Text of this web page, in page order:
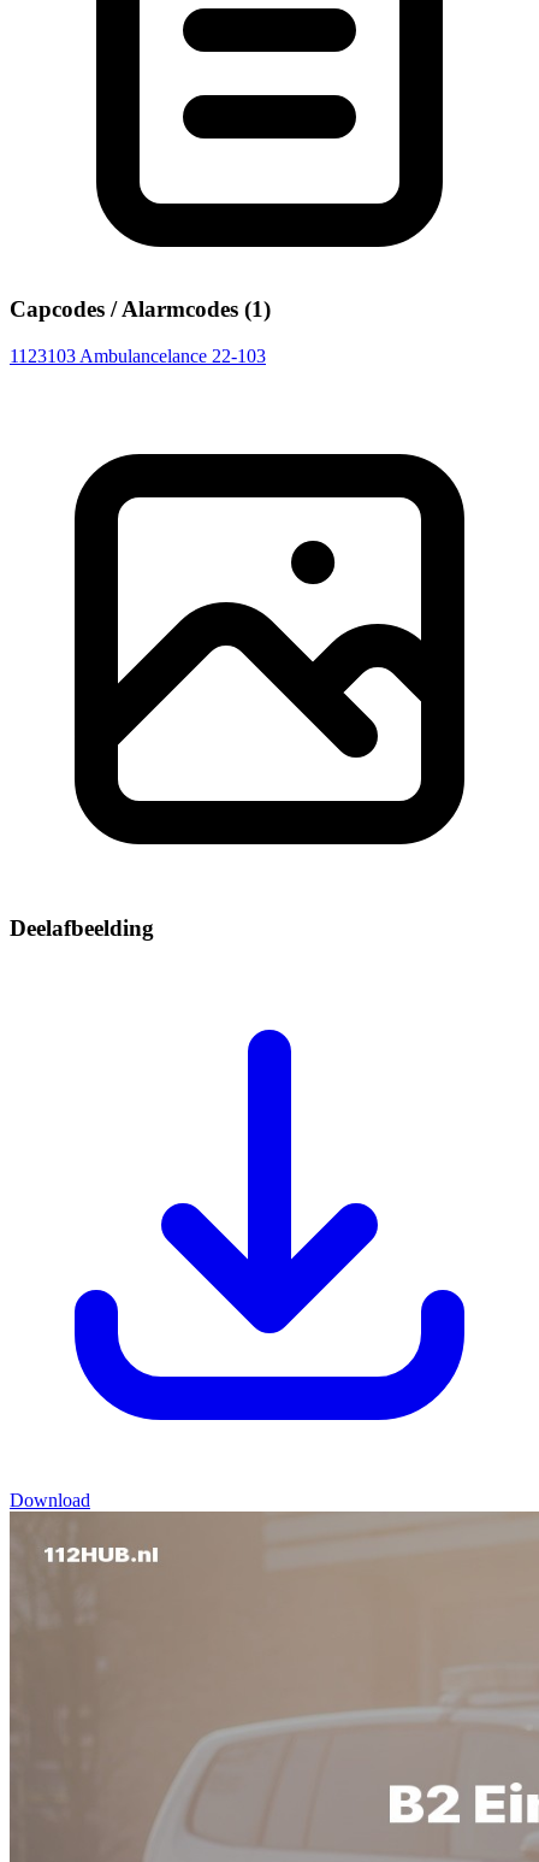
Capcodes / Alarmcodes (1)
1123103 Ambulancelance 22-103
Deelafbeelding
Download